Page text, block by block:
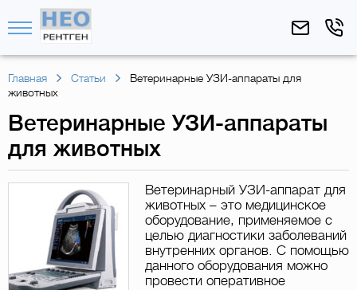
Главная Статьи
Ветеринарные УЗИ-аппараты для
животных
Ветеринарные УЗИ-аппараты
для животных
Ветеринарный УЗИ-аппарат для
животных – это медицинское
оборудование, применяемое с
целью диагностики заболеваний
внутренних органов. С помощью
данного оборудования можно
провести оперативное